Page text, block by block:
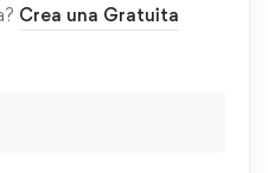
Crea una Gratuita